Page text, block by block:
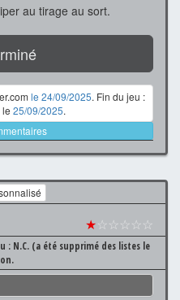
au tirage au sort.
le 24/09/2025. Fin du jeu :
25/09/2025.
★☆☆☆☆☆
: N.C. (a été supprimé des listes le